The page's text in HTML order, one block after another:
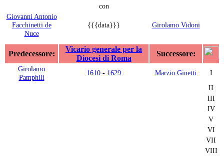
con
Giovanni Antonio
Facchinetti de
Nuce
{{{data}}} Girolamo Vidoni
Predecessore:
Vicario generale per la
Diocesi di Roma
Successore:
Girolamo
Pamphili
1610 - 1629 Marzio Ginetti
I
II
III
IV
V
VI
VII
VIII